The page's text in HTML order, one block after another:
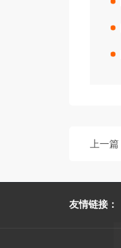
上一篇
友情链接：